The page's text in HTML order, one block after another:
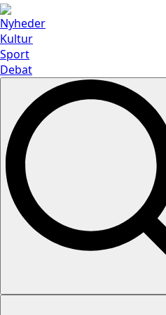
Nyheder
Kultur
Sport
Debat
Search